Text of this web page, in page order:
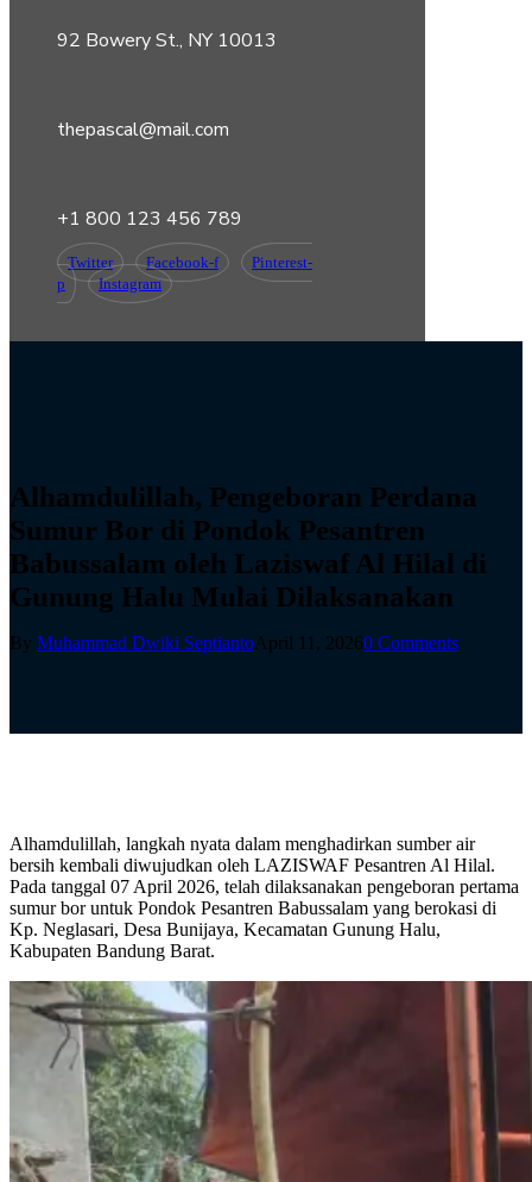
92 Bowery St., NY 10013
thepascal@mail.com
+1 800 123 456 789
Twitter Facebook-f
Pinterest-
p
Instagram
Alhamdulillah, Pengeboran Perdana
Sumur Bor di Pondok Pesantren
Babussalam oleh Laziswaf Al Hilal di
Gunung Halu Mulai Dilaksanakan
By Muhammad Dwiki SeptiantoApril 11, 20260 Comments
Alhamdulillah, langkah nyata dalam menghadirkan sumber air
bersih kembali diwujudkan oleh LAZISWAF Pesantren Al Hilal.
Pada tanggal 07 April 2026, telah dilaksanakan pengeboran pertama
sumur bor untuk Pondok Pesantren Babussalam yang berokasi di
Kp. Neglasari, Desa Bunijaya, Kecamatan Gunung Halu,
Kabupaten Bandung Barat.